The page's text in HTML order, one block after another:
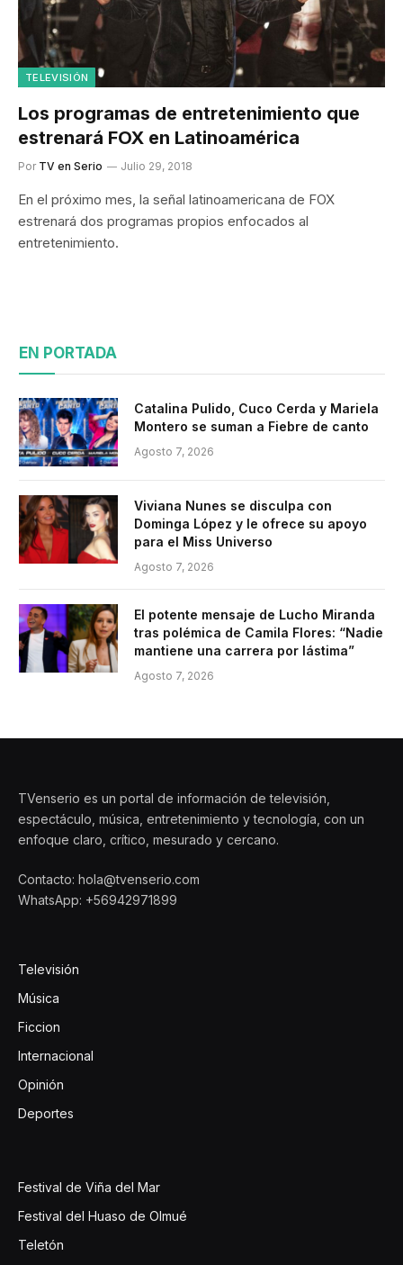
TELEVISIÓN
Los programas de entretenimiento que
estrenará FOX en Latinoamérica
Por TV en Serio Julio 29, 2018
En el próximo mes, la señal latinoamericana de FOX
estrenará dos programas propios enfocados al
entretenimiento.
EN PORTADA
Catalina Pulido, Cuco Cerda y Mariela
Montero se suman a Fiebre de canto
Agosto 7, 2026
Viviana Nunes se disculpa con
Dominga López y le ofrece su apoyo
para el Miss Universo
Agosto 7, 2026
El potente mensaje de Lucho Miranda
tras polémica de Camila Flores: “Nadie
mantiene una carrera por lástima”
Agosto 7, 2026
TVenserio es un portal de información de televisión,
espectáculo, música, entretenimiento y tecnología, con un
enfoque claro, crítico, mesurado y cercano.
Contacto: hola@tvenserio.com
WhatsApp: +56942971899
Televisión
Música
Ficcion
Internacional
Opinión
Deportes
Festival de Viña del Mar
Festival del Huaso de Olmué
Teletón